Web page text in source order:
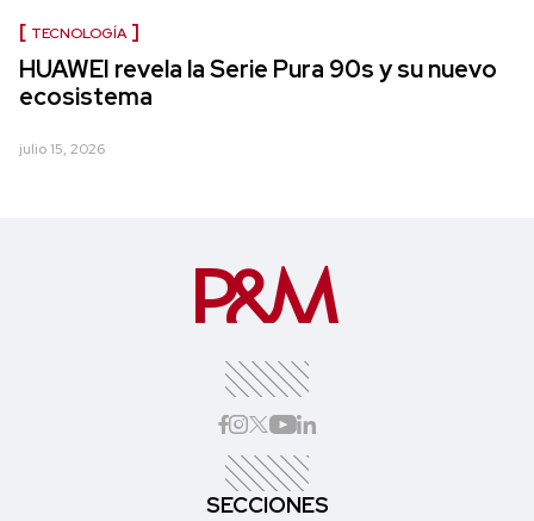
TECNOLOGÍA
HUAWEI revela la Serie Pura 90s y su nuevo
ecosistema
julio 15, 2026
SECCIONES